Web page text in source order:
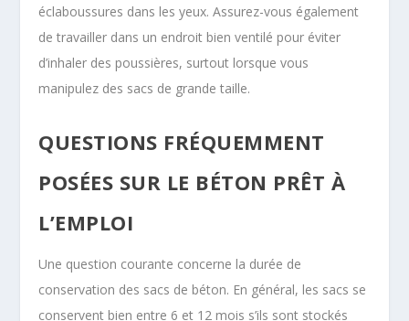
éclaboussures dans les yeux. Assurez-vous également
de travailler dans un endroit bien ventilé pour éviter
d’inhaler des poussières, surtout lorsque vous
manipulez des sacs de grande taille.
QUESTIONS FRÉQUEMMENT
POSÉES SUR LE BÉTON PRÊT À
L’EMPLOI
Une question courante concerne la durée de
conservation des sacs de béton. En général, les sacs se
conservent bien entre 6 et 12 mois s’ils sont stockés